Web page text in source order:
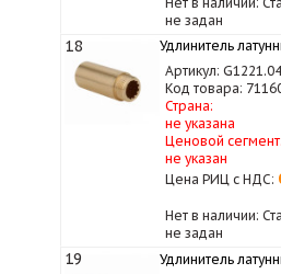
не задан
18 Удлинитель
Артикул:
Код товара:
Страна:
не указана
Ценовой сегмент:
не указан
Цена РИЦ с НДС:
Нет в наличии:
не задан
19 Удлинитель